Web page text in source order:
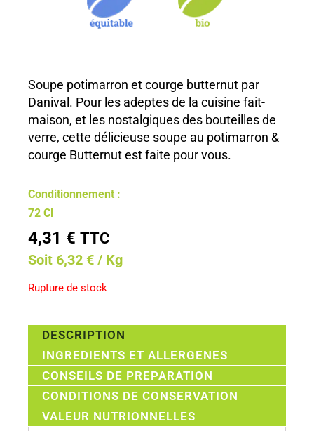
Soupe potimarron et courge butternut par
Danival. Pour les adeptes de la cuisine fait-
maison, et les nostalgiques des bouteilles de
verre, cette délicieuse soupe au potimarron &
courge Butternut est faite pour vous.
Conditionnement :
72 Cl
4,31 € TTC
Soit 6,32 € / Kg
Rupture de stock
DESCRIPTION
INGREDIENTS ET ALLERGENES
CONSEILS DE PREPARATION
CONDITIONS DE CONSERVATION
VALEUR NUTRIONNELLES